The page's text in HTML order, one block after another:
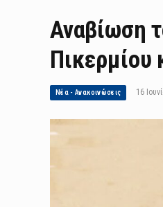
Αναβίωση
Πικερμίου
Νέα - Ανακοινώσεις 16